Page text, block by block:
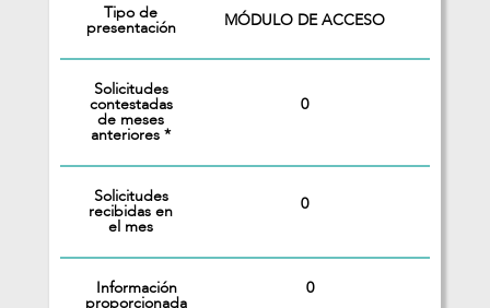
Tipo de
presentación MÓDULO DE ACCESO
Solicitudes
contestadas
de meses
anteriores *
0
Solicitudes
recibidas en
el mes
0
Información
proporcionada
0